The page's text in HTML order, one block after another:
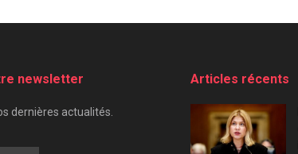
newsletter
dernières actualités.
Articles récents